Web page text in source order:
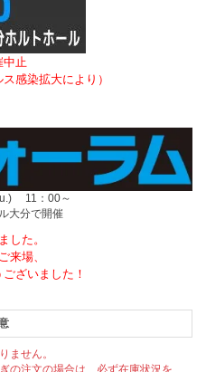
中止
感染拡大により）
11：00～
大分で開催
した。
来場、
ざいました！
ません。